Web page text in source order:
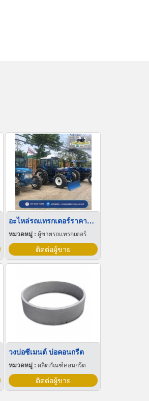
อะไหล่รถแทรกเตอร์ราคาถูก นครสวรรค์
หมวดหมู่ :ผู้ขายรถแทรกเตอร์
ติดต่อผู้ขาย
วงบ่อซีเมนต์ บ่อคอนกรีต
หมวดหมู่ :ผลิตภัณฑ์คอนกรีต
ติดต่อผู้ขาย